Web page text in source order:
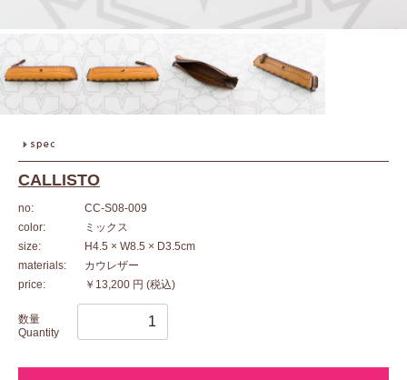
CALLISTO
no:
CC-S08-009
color:
ミックス
size:
H4.5 × W8.5 × D3.5cm
materials:
カウレザー
price:
￥13,200 円 (税込)
数量
Quantity